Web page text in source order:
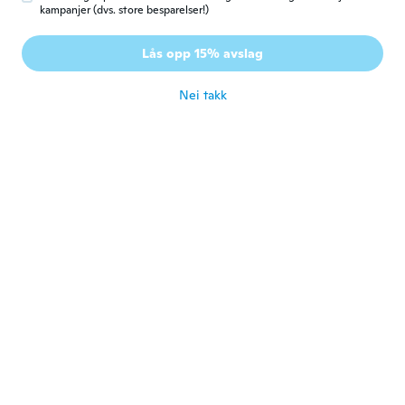
Olivier
Ble med i 2018 · 394 omtaler
kampanjer (dvs. store besparelser!)
Lås opp 15% avslag
Nei takk